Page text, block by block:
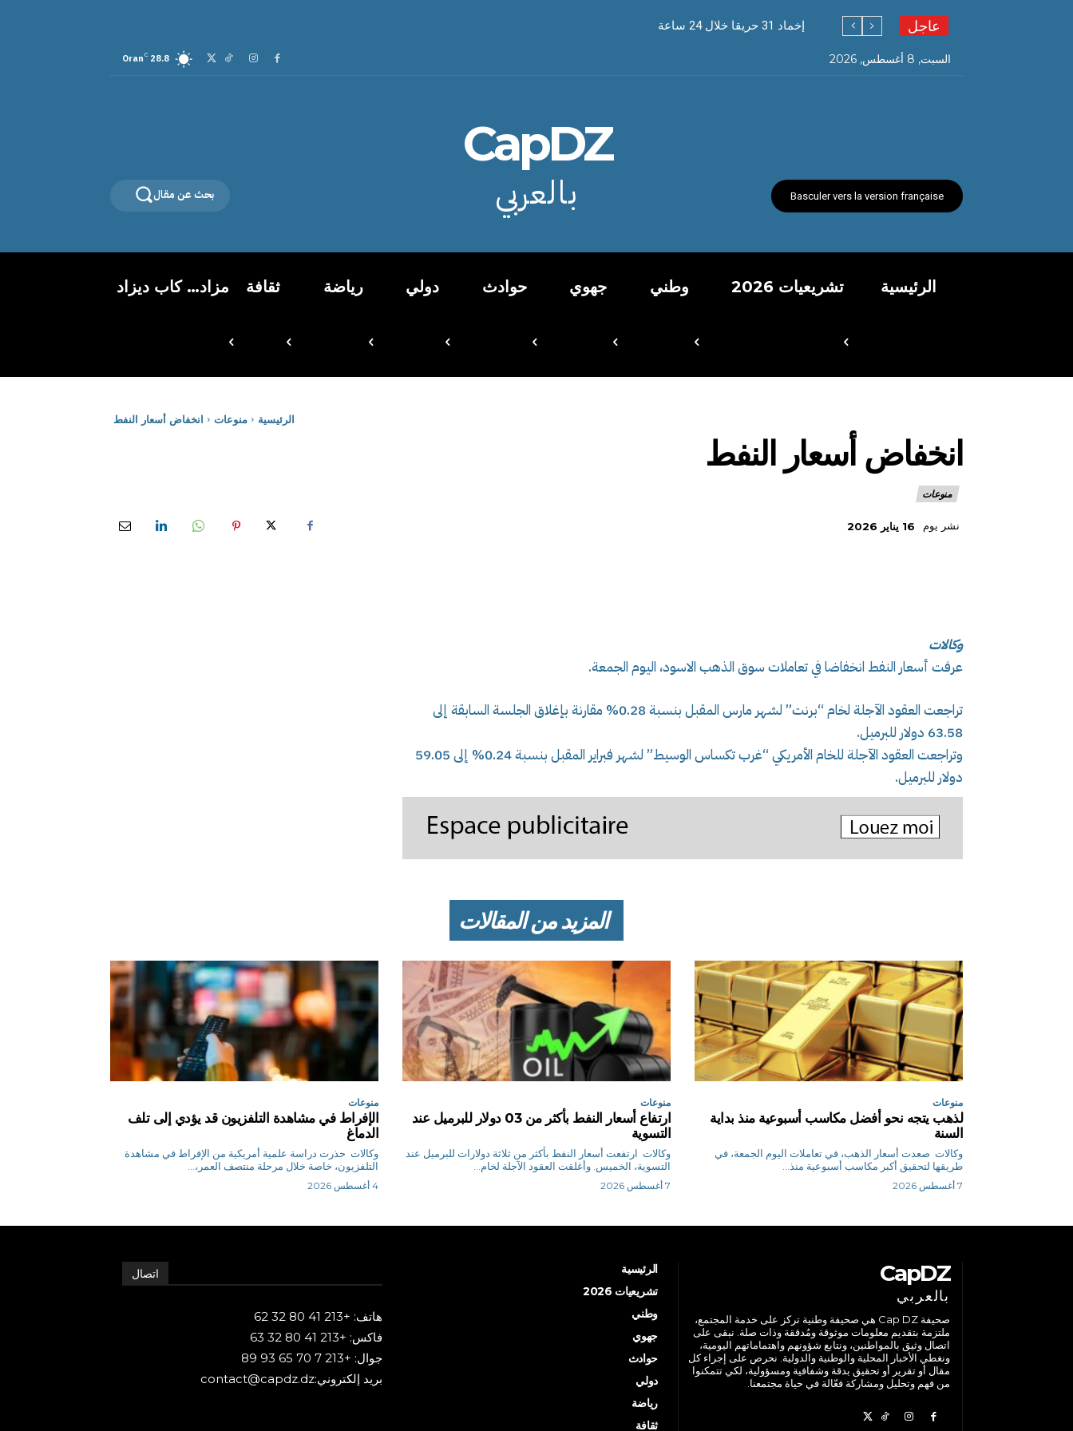
عاجل إخماد 31 حريقا خلال 24 ساعة
السبت, 8 أغسطس, 2026 28.8
C
Oran
Basculer vers la version française
CapDZ
بالعربي بحث عن مقال
الرئيسية تشريعيات 2026 وطني جهوي حوادث دولي رياضة ثقافة مزاد… كاب ديزاد
الرئيسية منوعات انخفاض أسعار النفط
انخفاض أسعار النفط
منوعات
نشر يوم 16 يناير 2026
وكالات
عرفت أسعار النفط انخفاضا في تعاملات سوق الذهب الاسود، اليوم الجمعة.
تراجعت العقود الآجلة لخام “برنت” لشهر مارس المقبل بنسبة 0.28% مقارنة بإغلاق الجلسة السابقة إلى
63.58 دولار للبرميل.
وتراجعت العقود الآجلة للخام الأمريكي “غرب تكساس الوسيط” لشهر فبراير المقبل بنسبة 0.24% إلى 59.05
دولار للبرميل.
المزيد من المقالات
منوعات
لذهب يتجه نحو أفضل مكاسب أسبوعية منذ بداية
السنة
وكالات صعدت أسعار الذهب، في تعاملات اليوم الجمعة، في
طريقها لتحقيق أكبر مكاسب أسبوعية منذ...
7 أغسطس 2026
منوعات
ارتفاع أسعار النفط بأكثر من 03 دولار للبرميل عند
التسوية
وكالات ارتفعت أسعار النفط بأكثر من ثلاثة دولارات للبرميل عند
‌التسوية، الخميس. وأغلقت العقود الآجلة لخام...
7 أغسطس 2026
منوعات
الإفراط في مشاهدة التلفزيون قد يؤدي إلى تلف
الدماغ
وكالات حذرت دراسة علمية أمريكية من الإفراط في مشاهدة
التلفزيون، خاصة خلال مرحلة منتصف العمر،...
4 أغسطس 2026
CapDZ
بالعربي
صحيفة Cap DZ هي صحيفة وطنية تركز على خدمة المجتمع،
ملتزمة بتقديم معلومات موثوقة ومُدققة وذات صلة. نبقى على
اتصال وثيق بالمواطنين، ونتابع شؤونهم واهتماماتهم اليومية،
ونغطي الأخبار المحلية والوطنية والدولية. نحرص على إجراء كل
مقال أو تقرير أو تحقيق بدقة وشفافية ومسؤولية، لكي تتمكنوا
من فهم وتحليل ومشاركة فعّالة في حياة مجتمعنا.
الرئيسية
تشريعيات 2026
وطني
جهوي
حوادث
دولي
رياضة
ثقافة
اتصال
هاتف: +213 41 80 32 62
فاكس: +213 41 80 32 63
جوال: +213 7 70 65 93 89
بريد إلكتروني:contact@capdz.dz